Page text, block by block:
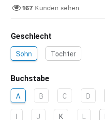
167 Kunden sehen
Geschlecht
Sohn Tochter
Buchstabe
A B C D
J K